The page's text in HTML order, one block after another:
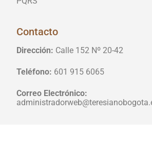
Contacto
Dirección: Calle 152 Nº 20-42
Teléfono: 601 915 6065
Correo Electrónico: